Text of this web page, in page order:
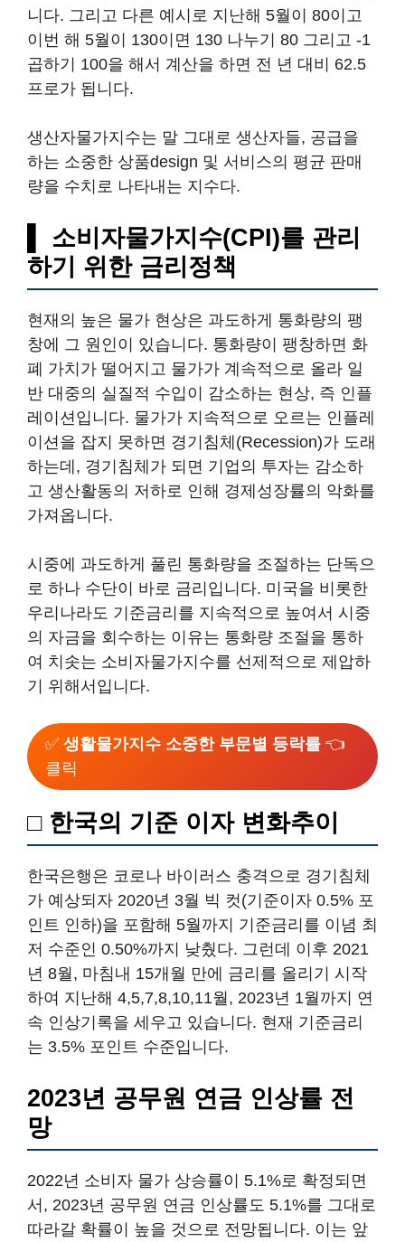
니다. 그리고 다른 예시로 지난해 5월이 80이고
이번 해 5월이 130이면 130 나누기 80 그리고 -1
곱하기 100을 해서 계산을 하면 전 년 대비 62.5
프로가 됩니다.
생산자물가지수는 말 그대로 생산자들, 공급을
하는 소중한 상품design 및 서비스의 평균 판매
량을 수치로 나타내는 지수다.
▌ 소비자물가지수(CPI)를 관리
하기 위한 금리정책
현재의 높은 물가 현상은 과도하게 통화량의 팽
창에 그 원인이 있습니다. 통화량이 팽창하면 화
폐 가치가 떨어지고 물가가 계속적으로 올라 일
반 대중의 실질적 수입이 감소하는 현상, 즉 인플
레이션입니다. 물가가 지속적으로 오르는 인플레
이션을 잡지 못하면 경기침체(Recession)가 도래
하는데, 경기침체가 되면 기업의 투자는 감소하
고 생산활동의 저하로 인해 경제성장률의 악화를
가져옵니다.
시중에 과도하게 풀린 통화량을 조절하는 단독으
로 하나 수단이 바로 금리입니다. 미국을 비롯한
우리나라도 기준금리를 지속적으로 높여서 시중
의 자금을 회수하는 이유는 통화량 조절을 통하
여 치솟는 소비자물가지수를 선제적으로 제압하
기 위해서입니다.
✅ 생활물가지수 소중한 부문별 등락률 👈
클릭
□ 한국의 기준 이자 변화추이
한국은행은 코로나 바이러스 충격으로 경기침체
가 예상되자 2020년 3월 빅 컷(기준이자 0.5% 포
인트 인하)을 포함해 5월까지 기준금리를 이념 최
저 수준인 0.50%까지 낮췄다. 그런데 이후 2021
년 8월, 마침내 15개월 만에 금리를 올리기 시작
하여 지난해 4,5,7,8,10,11월, 2023년 1월까지 연
속 인상기록을 세우고 있습니다. 현재 기준금리
는 3.5% 포인트 수준입니다.
2023년 공무원 연금 인상률 전
망
2022년 소비자 물가 상승률이 5.1%로 확정되면
서, 2023년 공무원 연금 인상률도 5.1%를 그대로
따라갈 확률이 높을 것으로 전망됩니다. 이는 앞